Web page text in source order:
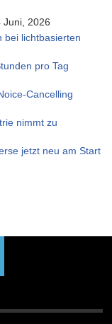
Juni, 2026
bei lichtbasierten
pro Tag
Cancelling
nimmt zu
jetzt neu am Start